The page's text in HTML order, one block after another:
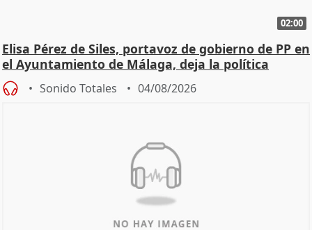
02:00
Elisa Pérez de Siles, portavoz de gobierno de PP en
el Ayuntamiento de Málaga, deja la política
Sonido Totales 04/08/2026